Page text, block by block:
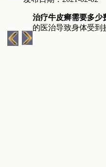
治疗牛皮癣需要多少
的医治导致身体受到